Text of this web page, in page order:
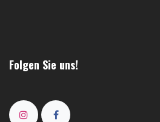
Folgen Sie uns!